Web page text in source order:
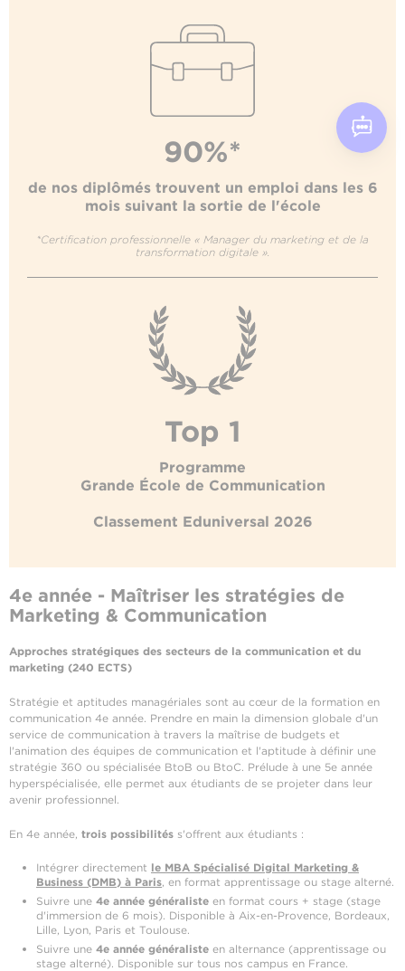
90%*
de nos diplômés trouvent un emploi dans les 6
mois suivant la sortie de l'école
*Certification professionnelle « Manager du marketing et de la
transformation digitale ».
Top 1
Programme
Grande École de Communication
Classement Eduniversal 2026
4e année - Maîtriser les stratégies de
Marketing & Communication
Approches stratégiques des secteurs de la communication et du
marketing (240 ECTS)
Stratégie et aptitudes managériales sont au cœur de la formation en
communication 4e année. Prendre en main la dimension globale d'un
service de communication à travers la maîtrise de budgets et
l'animation des équipes de communication et l'aptitude à définir une
stratégie 360 ou spécialisée BtoB ou BtoC. Prélude à une 5e année
hyperspécialisée, elle permet aux étudiants de se projeter dans leur
avenir professionnel.
En 4e année, trois possibilités s'offrent aux étudiants :
Intégrer directement le MBA Spécialisé Digital Marketing &
Business (DMB) à Paris, en format apprentissage ou stage alterné.
Suivre une 4e année généraliste en format cours + stage (stage
d'immersion de 6 mois). Disponible à Aix-en-Provence, Bordeaux,
Lille, Lyon, Paris et Toulouse.
Suivre une 4e année généraliste en alternance (apprentissage ou
stage alterné). Disponible sur tous nos campus en France.